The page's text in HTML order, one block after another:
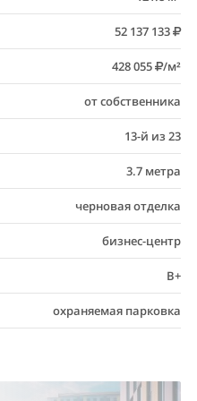
52 137 133
428 055 /м²
от собственника
13-й из 23
3.7 метра
черновая отделка
бизнес-центр
B+
охраняемая парковка